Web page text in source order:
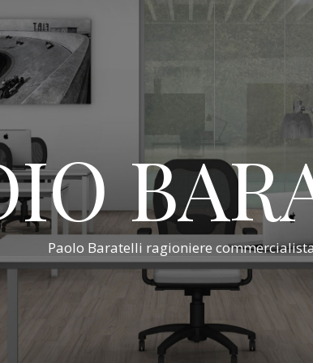
Paolo Baratelli ragioniere